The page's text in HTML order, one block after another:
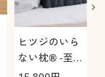
ヒツジのいら
ない枕® -至
極-